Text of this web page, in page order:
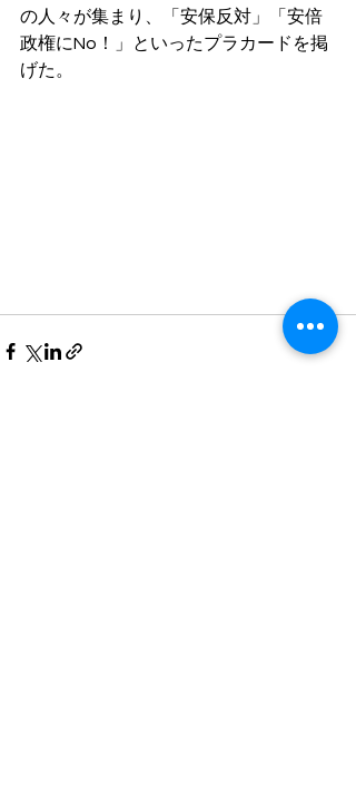
の人々が集まり、「安保反対」「安倍
政権にNo！」といったプラカードを掲
げた。